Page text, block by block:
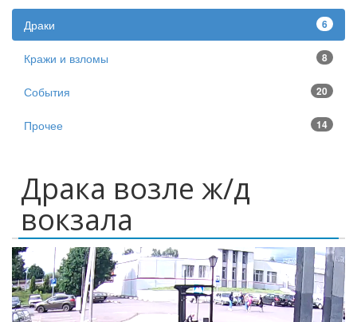
6
Драки
8
Кражи и взломы
20
События
14
Прочее
Драка возле ж/д
вокзала